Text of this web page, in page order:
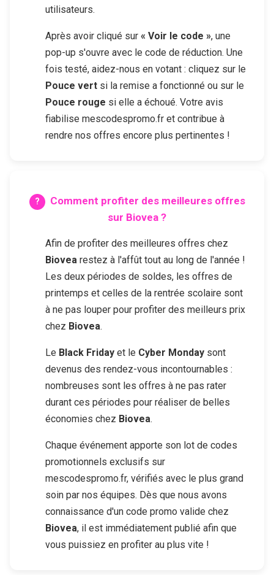
utilisateurs.
Après avoir cliqué sur « Voir le code », une
pop-up s'ouvre avec le code de réduction. Une
fois testé, aidez-nous en votant : cliquez sur le
Pouce vert si la remise a fonctionné ou sur le
Pouce rouge si elle a échoué. Votre avis
fiabilise mescodespromo.fr et contribue à
rendre nos offres encore plus pertinentes !
Comment profiter des meilleures offres
sur Biovea ?
Afin de profiter des meilleures offres chez
Biovea restez à l'affût tout au long de l'année !
Les deux périodes de soldes, les offres de
printemps et celles de la rentrée scolaire sont
à ne pas louper pour profiter des meilleurs prix
chez Biovea.
Le Black Friday et le Cyber Monday sont
devenus des rendez-vous incontournables :
nombreuses sont les offres à ne pas rater
durant ces périodes pour réaliser de belles
économies chez Biovea.
Chaque événement apporte son lot de codes
promotionnels exclusifs sur
mescodespromo.fr, vérifiés avec le plus grand
soin par nos équipes. Dès que nous avons
connaissance d'un code promo valide chez
Biovea, il est immédiatement publié afin que
vous puissiez en profiter au plus vite !